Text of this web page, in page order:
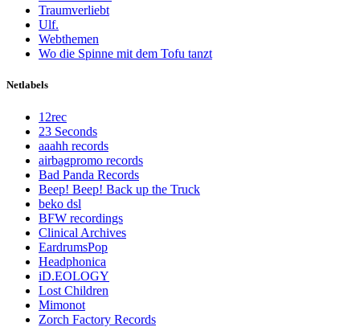
Traumverliebt
Ulf.
Webthemen
Wo die Spinne mit dem Tofu tanzt
Netlabels
12rec
23 Seconds
aaahh records
airbagpromo records
Bad Panda Records
Beep! Beep! Back up the Truck
beko dsl
BFW recordings
Clinical Archives
EardrumsPop
Headphonica
iD.EOLOGY
Lost Children
Mimonot
Zorch Factory Records